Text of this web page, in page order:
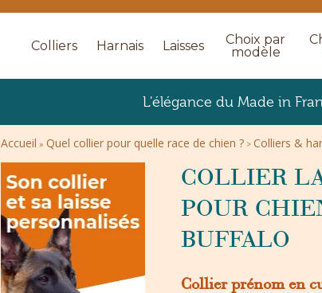
Colliers Harnais Laisses
Choix par
modèle
L'élégance du Made in
Accueil »Quel collier pour quelle race de chien ? > Colliers &
COLLIER
POUR
BUFFALO
Collier prénom en